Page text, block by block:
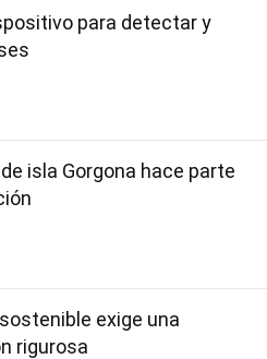
para detectar y
isla Gorgona hace parte
exige una
rigurosa